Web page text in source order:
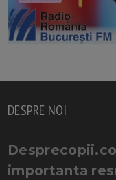
DESPRE NOI
importanta